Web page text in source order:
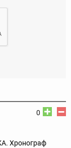
0
Хронограф